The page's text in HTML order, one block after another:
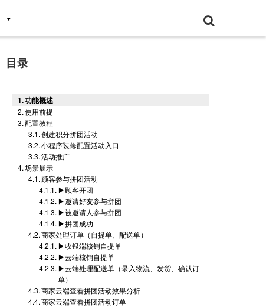
目录
功能概述
使用前提
配置教程
创建积分拼团活动
小程序装修配置活动入口
活动推广
场景展示
顾客参与拼团活动
▶顾客开团
▶邀请好友参与拼团
▶被邀请人参与拼团
▶拼团成功
商家处理订单（自提单、配送单）
▶收银端核销自提单
▶云端核销自提单
▶云端处理配送单（录入物流、发货、确认订
单）
商家云端查看拼团活动效果分析
商家云端查看拼团活动订单